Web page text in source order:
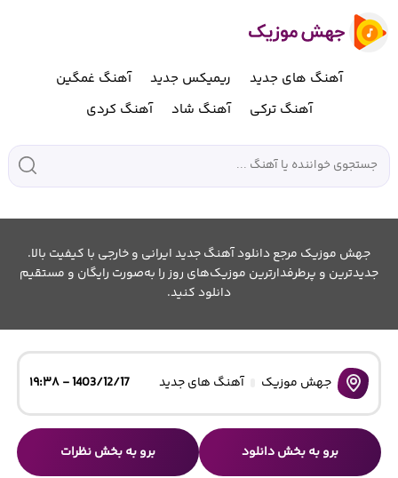
آهنگ های جدید ریمیکس جدید
آهنگ غمگین
آهنگ ترکی
آهنگ شاد آهنگ کردی
جهش موزیک مرجع دانلود آهنگ جدید ایرانی و خارجی با کیفیت بالا.
جدیدترین و پرطرفدارترین موزیک‌های روز را به‌صورت رایگان و مستقیم
دانلود کنید.
جهش موزیک آهنگ های جدید 1403/12/17 - ۱۹:۳۸
برو به بخش دانلود برو به بخش نظرات